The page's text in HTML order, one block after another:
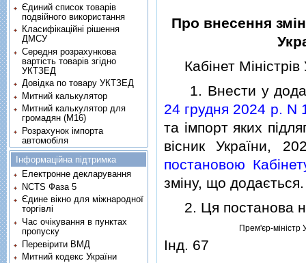
Про внесення
Кабiнет Мiнiстрiв
1. Внести у
24 грудня 2024 р. N
та iмпорт яких
вiсник України,
постановою
змiну, що додається.
2. Ця постанова
Прем'єр-мiнiстр
Iнд. 67
Єдиний список товарів
подвійного використання
Класифікаційні рішення
ДМСУ
Середня розрахункова
вартість товарів згідно
УКТЗЕД
Довідка по товару УКТЗЕД
Митний калькулятор
Митний калькулятор для
громадян (М16)
Розрахунок імпорта
автомобіля
Інформаційна підтримка
Електронне декларування
NCTS Фаза 5
Єдине вікно для міжнародної
торгівлі
Час очікування в пунктах
пропуску
Перевірити ВМД
Митний кодекс України